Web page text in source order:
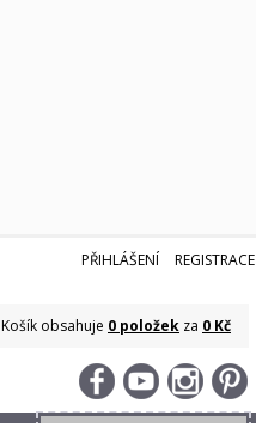
PŘIHLÁŠENÍ REGISTRACE
Košík obsahuje 0 položek za 0 Kč